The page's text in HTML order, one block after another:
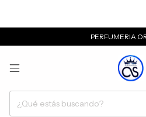
PERFUMERIA